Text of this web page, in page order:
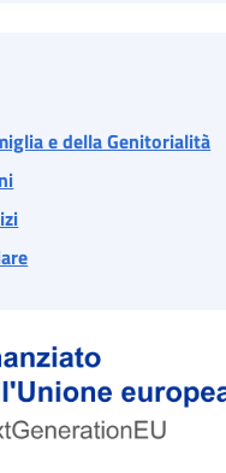
e della Genitorialità